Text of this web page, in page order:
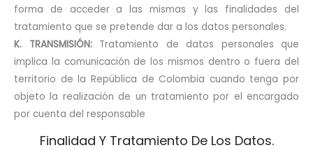
forma de acceder a las mismas y las finalidades del
tratamiento que se pretende dar a los datos personales.
K. TRANSMISIÓN:Tratamiento de datos personales que
implica la comunicación de los mismos dentro o fuera del
territorio de la República de Colombia cuando tenga por
objeto la realización de un tratamiento por el encargado
por cuenta del responsable
Finalidad Y Tratamiento De Los Datos.